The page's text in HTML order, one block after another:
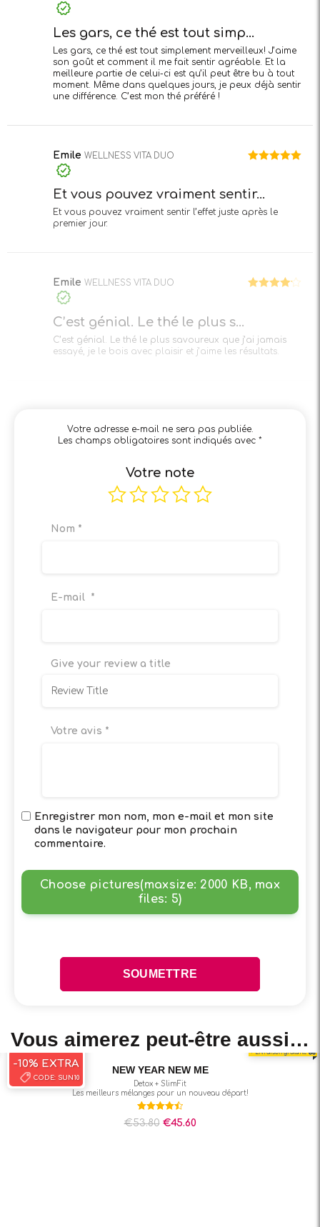
Les gars, ce thé est tout simp...
Les gars, ce thé est tout simplement merveilleux! J’aime
son goût et comment il me fait sentir agréable. Et la
meilleure partie de celui-ci est qu’il peut être bu à tout
moment. Même dans quelques jours, je peux déjà sentir
une différence. C’est mon thé préféré !
Emile WELLNESS VITA DUO
Et vous pouvez vraiment sentir...
Et vous pouvez vraiment sentir l’effet juste après le
premier jour.
Emile WELLNESS VITA DUO
C’est génial. Le thé le plus s...
C’est génial. Le thé le plus savoureux que j’ai jamais
essayé, je le bois avec plaisir et j’aime les résultats.
Votre adresse e-mail ne sera pas publiée.
Les champs obligatoires sont indiqués avec *
Give your review a title
Votre note
Votre avis *
Choose pictures(maxsize: 2000 KB, max
files: 5)
Nom *
E-mail *
Enregistrer mon nom, mon e-mail et mon site
dans le navigateur pour mon prochain
commentaire.
Vous aimerez peut-être aussi…
-15%
-10% EXTRA
CODE: SUN10